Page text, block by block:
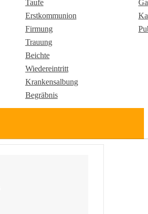
Taufe
Erstkommunion
Firmung
Trauung
Beichte
Wiedereintritt
Krankensalbung
Begräbnis